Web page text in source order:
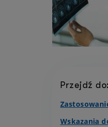
Przejdź do:
Wskazania